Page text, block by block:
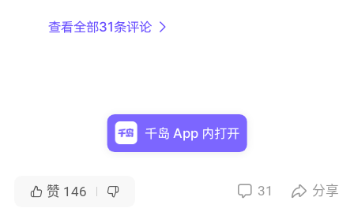
查看全部31条评论 
 赞 146   31  分享
千岛 App 内打开